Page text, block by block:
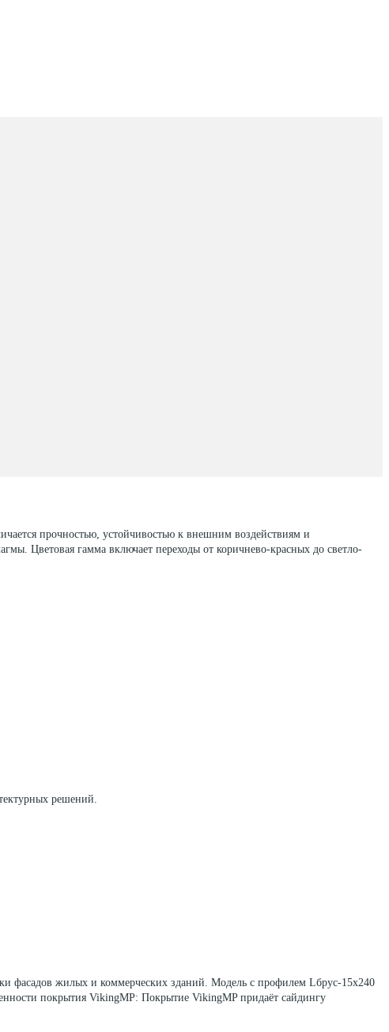
прочностью, устойчивостью к внешним воздействиям и
Цветовая гамма включает переходы от коричнево-красных до светло-
решений.
фасадов жилых и коммерческих зданий. Модель с профилем Lбрус-15х240
покрытия VikingMP: Покрытие VikingMP придаёт сайдингу